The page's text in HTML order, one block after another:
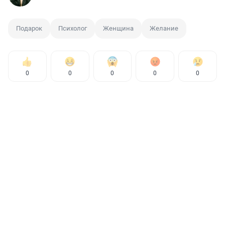
Подарок Психолог Женщина Желание
0 0 0 0 0